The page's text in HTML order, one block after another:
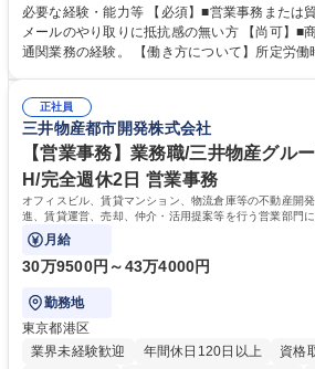
調整まで幅広く対応し、当社事業の根幹を支えてい
業務、請求書発行 ■海外工場とのスケジュール
の確認・作成 ■配送手配 ■通関業者を通して行
ルプロデュースしているため、商品に関わる全
す。 募集職種 東京都中央区【営業事務・貿易事務】食品商社/残業少なめ/
リモート等相談可
必要な経験・能力等 【必須】■営業事務または
メールのやり取りに抵抗感の無い方 【尚可】■
通関業務の経験。 【働き方について】所定労働時間は7時間と短めで、残
の強み】1991年の設立以来、外食産業を中心と
ズに沿った冷凍水産物等の生産・輸入・販売を
自社工場と海外拠点の強固な連携によるワンス
みです。 学歴・資格 学歴：大学院 大学 語学
正社員
三井物産都市開発株式会社
【営業事務】業務職/三井物産グル
H/完全週休2日 営業事務
オフィスビル、賃貸マンション、物流倉庫等の不動産開
進、賃貸運営、売却、仲介・活用提案等を行う営業部門
ます。
月給
30万9500円～43万4000円
勤務地
東京都港区
業界未経験歓迎
年間休日120日以上
資格